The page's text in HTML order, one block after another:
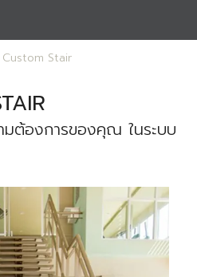
Stair
ต้องการของคุณ ในระบบ